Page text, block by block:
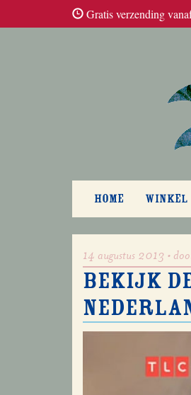
Gratis verzending
HOME WINKEL
14 augustus 2013 •
Bekijk